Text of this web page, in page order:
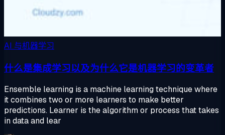
AI 与机器学习
什么是集成学习以及为什么它是机器学习的变革者
Ensemble learning is a machine learning technique where
it combines two or more learners to make better
predictions. Learner is the algorithm or process that takes
in data and lear